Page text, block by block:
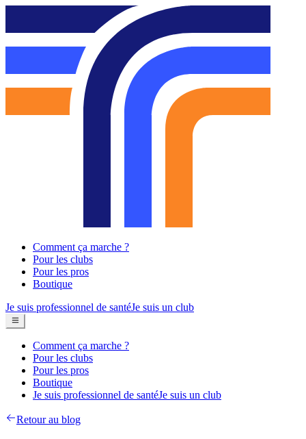
Comment ça marche ?
Pour les clubs
Pour les pros
Boutique
Je suis professionnel de santéJe suis un club
Comment ça marche ?
Pour les clubs
Pour les pros
Boutique
Je suis professionnel de santéJe suis un club
Retour au blog